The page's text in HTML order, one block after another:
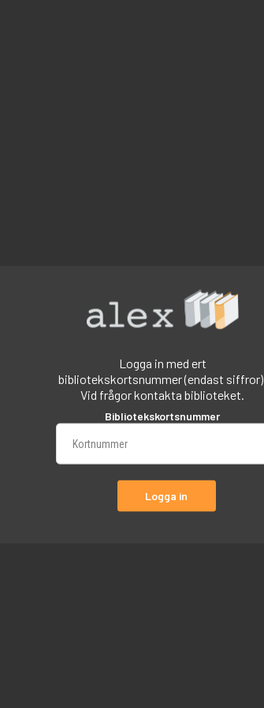
Logga in med ert
bibliotekskortsnummer (endast siffror).
Vid frågor kontakta biblioteket.
Bibliotekskortsnummer
Logga in